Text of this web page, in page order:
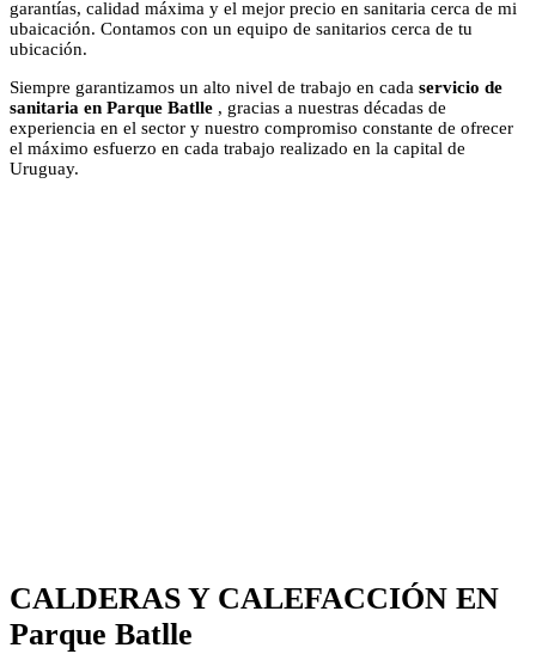
garantías, calidad máxima y el mejor precio en sanitaria cerca de mi
ubaicación. Contamos con un equipo de sanitarios cerca de tu
ubicación.
Siempre garantizamos un alto nivel de trabajo en cada servicio de
sanitaria en Parque Batlle , gracias a nuestras décadas de
experiencia en el sector y nuestro compromiso constante de ofrecer
el máximo esfuerzo en cada trabajo realizado en la capital de
Uruguay.
CALDERAS Y CALEFACCIÓN EN
Parque Batlle